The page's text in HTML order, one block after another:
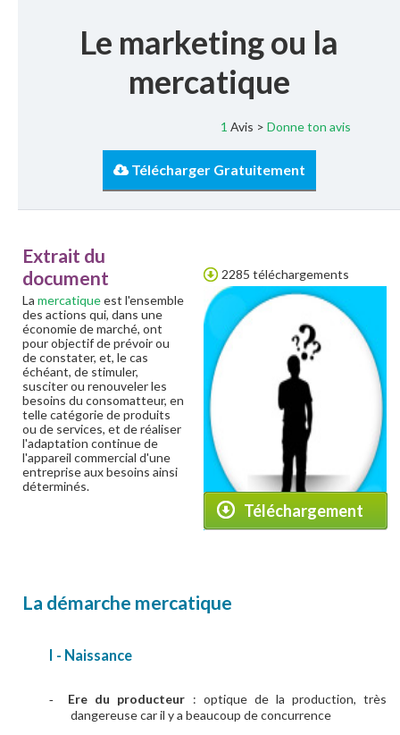
Le marketing ou la
mercatique
1 Avis > Donne ton avis
Télécharger Gratuitement
Téléchargement
2285 téléchargements
Extrait du
document
La mercatiqueest l'ensemble
des actions qui, dans une
économie de marché, ont
pour objectif de prévoir ou
de constater, et, le cas
échéant, de stimuler,
susciter ou renouveler les
besoins du consomatteur, en
telle catégorie de produits
ou de services, et de réaliser
l'adaptation continue de
l'appareil commercial d'une
entreprise aux besoins ainsi
déterminés.
La démarche mercatique
I - Naissance
- Ere du producteur : optique de la production, très
dangereuse car il y a beaucoup de concurrence